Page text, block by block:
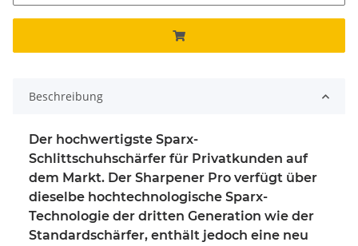
Beschreibung
Der hochwertigste Sparx-
Schlittschuhschärfer für Privatkunden auf
dem Markt. Der Sharpener Pro verfügt über
dieselbe hochtechnologische Sparx-
Technologie der dritten Generation wie der
Standardschärfer, enthält jedoch eine neu